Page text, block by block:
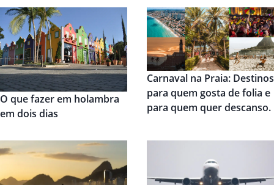
O que fazer em holambra
em dois dias
Carnaval na Praia: Destinos
para quem gosta de folia e
para quem quer descanso.